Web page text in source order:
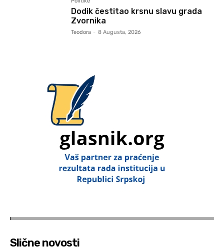
Dodik čestitao krsnu slavu grada
Zvornika
Teodora - 8 Augusta, 2026
Slične novosti